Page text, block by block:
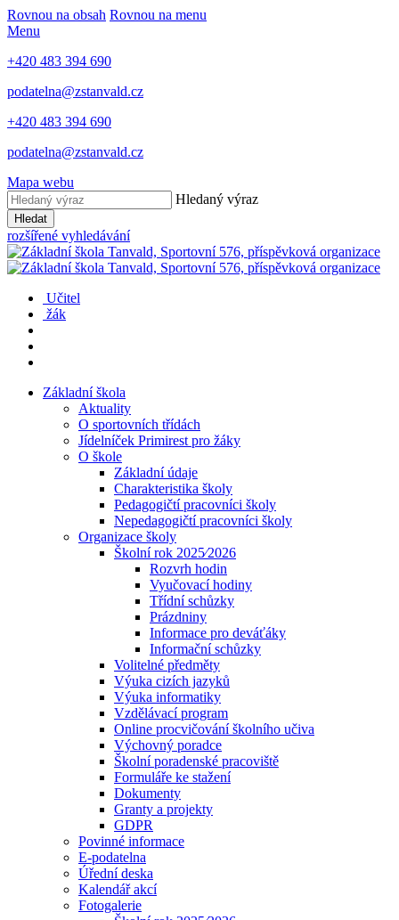
Rovnou na obsah Rovnou na menu
Menu
+420 483 394 690
podatelna@zstanvald.cz
+420 483 394 690
podatelna@zstanvald.cz
Mapa webu
Hledaný výraz
Hledat
rozšířené vyhledávání
Učitel
žák
Základní škola
Aktuality
O sportovních třídách
Jídelníček Primirest pro žáky
O škole
Základní údaje
Charakteristika školy
Pedagogičtí pracovníci školy
Nepedagogičtí pracovníci školy
Organizace školy
Školní rok 2025⁄2026
Rozvrh hodin
Vyučovací hodiny
Třídní schůzky
Prázdniny
Informace pro deváťáky
Informační schůzky
Volitelné předměty
Výuka cizích jazyků
Výuka informatiky
Vzdělávací program
Online procvičování školního učiva
Výchovný poradce
Školní poradenské pracoviště
Formuláře ke stažení
Dokumenty
Granty a projekty
GDPR
Povinné informace
E-podatelna
Úřední deska
Kalendář akcí
Fotogalerie